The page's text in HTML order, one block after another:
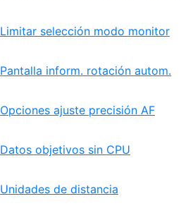
Limitar selección modo monitor
Pantalla inform. rotación autom.
Opciones ajuste precisión AF
Datos objetivos sin CPU
Unidades de distancia